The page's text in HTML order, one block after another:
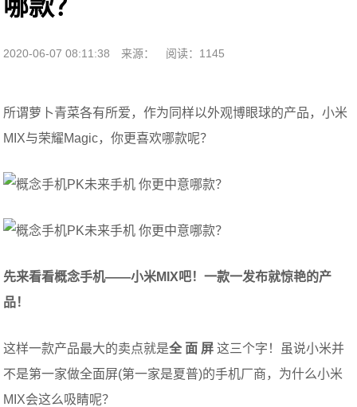
哪款？
2020-06-07 08:11:38 来源： 阅读：1145
所谓萝卜青菜各有所爱，作为同样以外观博眼球的产品，小米
MIX与荣耀Magic，你更喜欢哪款呢？
先来看看概念手机——小米MIX吧！一款一发布就惊艳的产
品！
这样一款产品最大的卖点就是全 面 屏 这三个字！虽说小米并
不是第一家做全面屏(第一家是夏普)的手机厂商，为什么小米
MIX会这么吸睛呢？